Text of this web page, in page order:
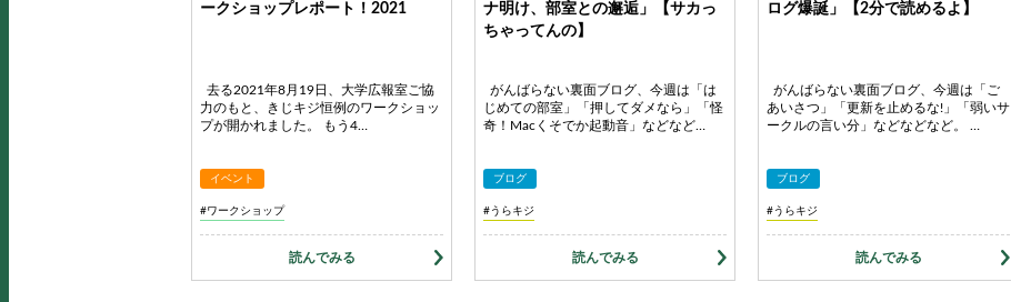
ークショップレポート！2021
去る2021年8月19日、大学広報室ご協
力のもと、きじキジ恒例のワークショッ
プが開かれました。 もう4…
イベント
#ワークショップ
読んでみる
ナ明け、部室との邂逅」【サカっ
ちゃってんの】
がんばらない裏面ブログ、今週は「は
じめての部室」「押してダメなら」「怪
奇！Macくそでか起動音」などなど…
ブログ
#うらキジ
読んでみる
ログ爆誕」【2分で読めるよ】
がんばらない裏面ブログ、今週は「ご
あいさつ」「更新を止めるな!」「弱いサ
ークルの言い分」などなどなど。 …
ブログ
#うらキジ
読んでみる